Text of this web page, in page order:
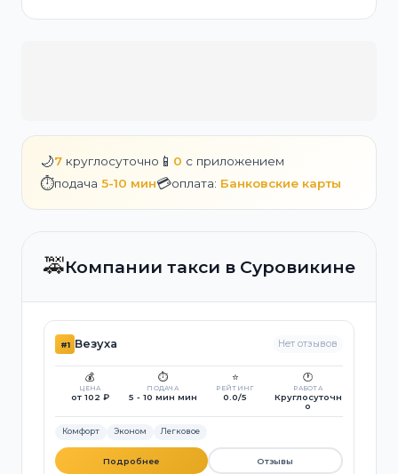
🌙7 круглосуточно 📱 0 с приложением
⏱️подача 5-10 мин💳оплата: Банковские карты
🚕Компании такси в Суровикине
#1 Везуха Нет отзывов
💰
ЦЕНА
от 102 ₽
⏱️
ПОДАЧА
5 - 10 мин мин
⭐
РЕЙТИНГ
0.0/5
🕐
РАБОТА
Круглосуточн
о
Комфорт Эконом Легковое
Подробнее Отзывы